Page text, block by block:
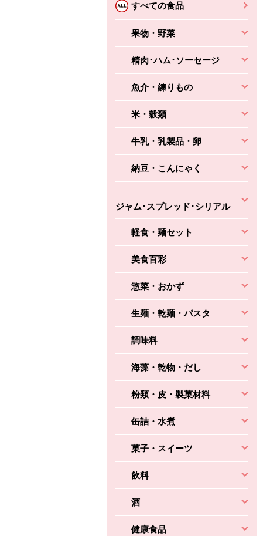
すべての食品
果物・野菜
精肉･ハム･ソーセージ
魚介・練りもの
米・穀類
牛乳・乳製品・卵
納豆・こんにゃく
ジャム･スプレッド･シリアル
軽食・麺セット
美食百彩
惣菜・おかず
生麺・乾麺・パスタ
調味料
海藻・乾物・だし
粉類・皮・製菓材料
缶詰・水煮
菓子・スイーツ
飲料
酒
健康食品